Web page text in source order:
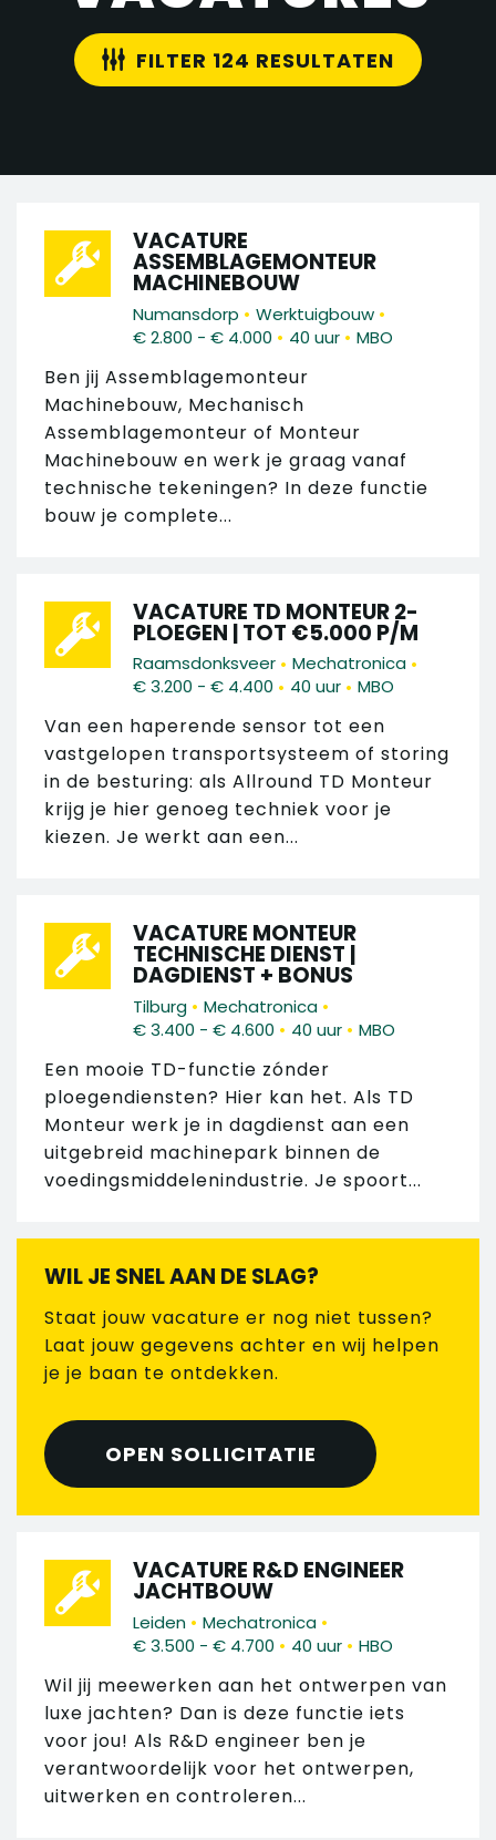
FILTER 124 RESULTATEN
VACATURE
ASSEMBLAGEMONTEUR
MACHINEBOUW
Numansdorp • Werktuigbouw •
€ 2.800 - € 4.000 • 40 uur • MBO
Ben jij Assemblagemonteur
Machinebouw, Mechanisch
Assemblagemonteur of Monteur
Machinebouw en werk je graag vanaf
technische tekeningen? In deze functie
bouw je complete...
VACATURE TD MONTEUR 2-
PLOEGEN | TOT €5.000 P/M
Raamsdonksveer • Mechatronica •
€ 3.200 - € 4.400 • 40 uur • MBO
Van een haperende sensor tot een
vastgelopen transportsysteem of storing
in de besturing: als Allround TD Monteur
krijg je hier genoeg techniek voor je
kiezen. Je werkt aan een...
VACATURE MONTEUR
TECHNISCHE DIENST |
DAGDIENST + BONUS
Tilburg • Mechatronica •
€ 3.400 - € 4.600 • 40 uur • MBO
Een mooie TD-functie zónder
ploegendiensten? Hier kan het. Als TD
Monteur werk je in dagdienst aan een
uitgebreid machinepark binnen de
voedingsmiddelenindustrie. Je spoort...
WIL JE SNEL AAN DE SLAG?
Staat jouw vacature er nog niet tussen?
Laat jouw gegevens achter en wij helpen
je je baan te ontdekken.
OPEN SOLLICITATIE
VACATURE R&D ENGINEER
JACHTBOUW
Leiden • Mechatronica •
€ 3.500 - € 4.700 • 40 uur • HBO
Wil jij meewerken aan het ontwerpen van
luxe jachten? Dan is deze functie iets
voor jou! Als R&D engineer ben je
verantwoordelijk voor het ontwerpen,
uitwerken en controleren...